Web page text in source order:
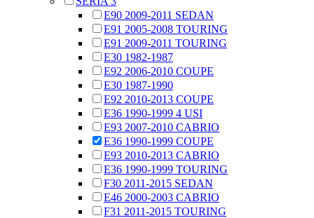
E90 2009-2011 SEDAN
E91 2005-2008 TOURING
E91 2009-2011 TOURING
E30 1982-1987
E92 2006-2010 COUPE
E30 1987-1990
E92 2010-2013 COUPE
E36 1990-1999 4 USI
E93 2007-2010 CABRIO
E36 1990-1999 COUPE
E93 2010-2013 CABRIO
E36 1990-1999 TOURING
F30 2011-2015 SEDAN
E46 2000-2003 CABRIO
F31 2011-2015 TOURING